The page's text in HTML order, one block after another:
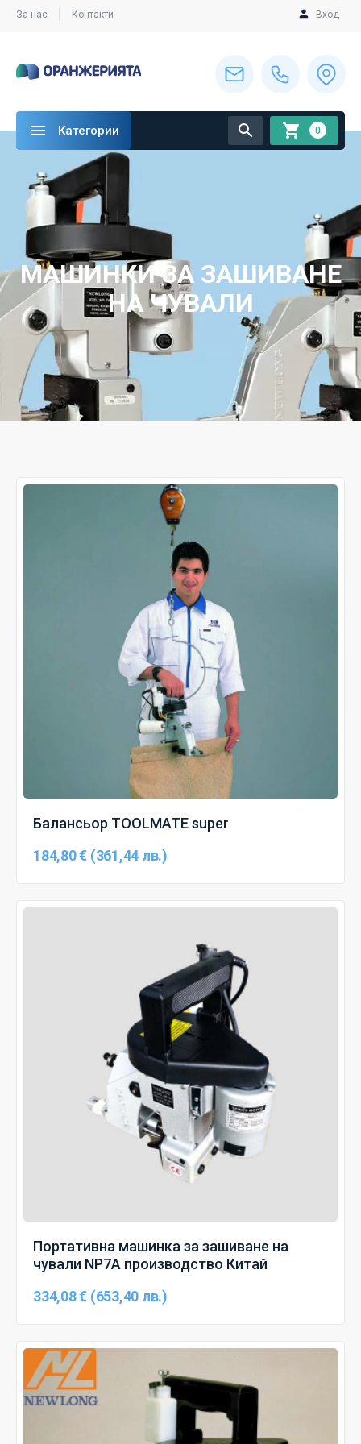
За нас Контакти Вход
Категории 0
МАШИНКИ ЗА ЗАШИВАНЕ
НА ЧУВАЛИ
Балансьор TOOLMATE super
184,80 € (361,44 лв.)
Портативна машинка за зашиване на
чували NP7A производство Китай
334,08 € (653,40 лв.)